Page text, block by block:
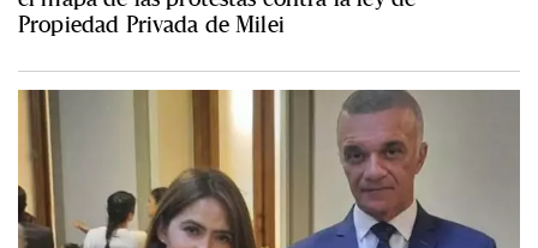
Propiedad Privada de Milei